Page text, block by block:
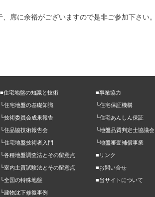
席に余裕がございますので是非ご参加下さい。
■住宅地盤の知識と技術
└住宅地盤の基礎知識
└技術委員会成果報告
└住品協技術報告会
└住宅地盤技術者入門
└各種地盤調査法とその留意点
└室内土質試験法とその留意点
└全国の特殊地盤
└建物沈下修復事例
■事業協力
└住宅保証機構
└住宅あんしん保証
└地盤品質判定士協議会
└地盤審査補償事業
■リンク
■お問い合せ
■当サイトについて